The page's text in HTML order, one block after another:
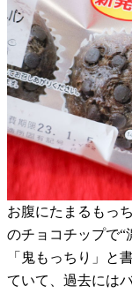
お腹にたまるもっ
のチョコチップで“
「鬼もっちり」と
ていて、過去には